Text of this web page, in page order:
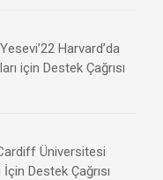
Harvard’da
için Destek Çağrısı
Üniversitesi
Destek Çağrısı